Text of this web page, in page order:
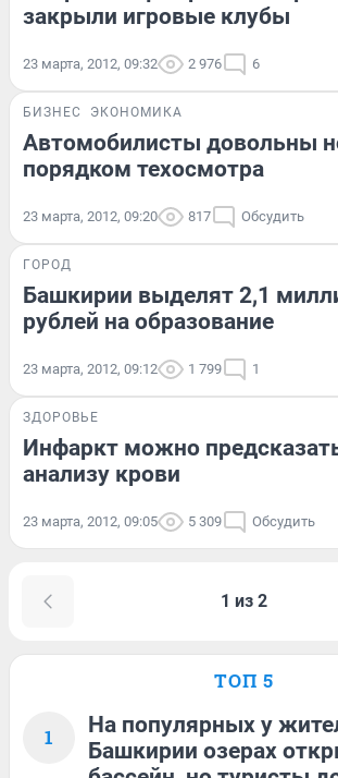
закрыли игровые клубы
23 марта, 2012, 09:32 2 976 6
БИЗНЕС ЭКОНОМИКА
Автомобилисты довольны
порядком техосмотра
23 марта, 2012, 09:20 817 Обсудить
ГОРОД
Башкирии выделят 2,1
рублей на образование
23 марта, 2012, 09:12 1 799 1
ЗДОРОВЬЕ
Инфаркт можно
анализу крови
23 марта, 2012, 09:05 5 309 Обсудить
1 из 2
ТОП 5
1
На популярных у
Башкирии озерах